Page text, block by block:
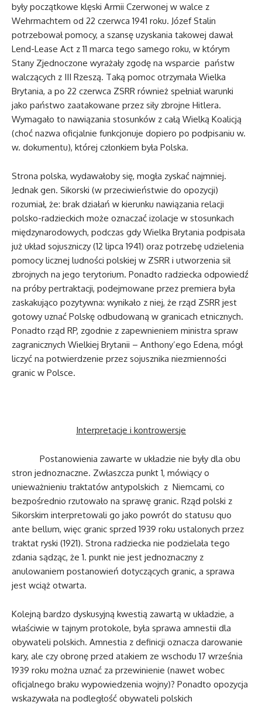
były początkowe klęski Armii Czerwonej w walce z
Wehrmachtem od 22 czerwca 1941 roku. Józef Stalin
potrzebował pomocy, a szansę uzyskania takowej dawał
Lend-Lease Act z 11 marca tego samego roku, w którym
Stany Zjednoczone wyrażały zgodę na wsparcie państw
walczących z III Rzeszą. Taką pomoc otrzymała Wielka
Brytania, a po 22 czerwca ZSRR również spełniał warunki
jako państwo zaatakowane przez siły zbrojne Hitlera.
Wymagało to nawiązania stosunków z całą Wielką Koalicją
(choć nazwa oficjalnie funkcjonuje dopiero po podpisaniu w.
w. dokumentu), której członkiem była Polska.
Strona polska, wydawałoby się, mogła zyskać najmniej.
Jednak gen. Sikorski (w przeciwieństwie do opozycji)
rozumiał, że: brak działań w kierunku nawiązania relacji
polsko-radzieckich może oznaczać izolacje w stosunkach
międzynarodowych, podczas gdy Wielka Brytania podpisała
już układ sojuszniczy (12 lipca 1941) oraz potrzebę udzielenia
pomocy licznej ludności polskiej w ZSRR i utworzenia sił
zbrojnych na jego terytorium. Ponadto radziecka odpowiedź
na próby pertraktacji, podejmowane przez premiera była
zaskakująco pozytywna: wynikało z niej, że rząd ZSRR jest
gotowy uznać Polskę odbudowaną w granicach etnicznych.
Ponadto rząd RP, zgodnie z zapewnieniem ministra spraw
zagranicznych Wielkiej Brytanii – Anthony’ego Edena, mógł
liczyć na potwierdzenie przez sojusznika niezmienności
granic w Polsce.
Interpretacje i kontrowersje
Postanowienia zawarte w układzie nie były dla obu
stron jednoznaczne. Zwłaszcza punkt 1, mówiący o
unieważnieniu traktatów antypolskich z Niemcami, co
bezpośrednio rzutowało na sprawę granic. Rząd polski z
Sikorskim interpretowali go jako powrót do statusu quo
ante bellum, więc granic sprzed 1939 roku ustalonych przez
traktat ryski (1921). Strona radziecka nie podzielała tego
zdania sądząc, że 1. punkt nie jest jednoznaczny z
anulowaniem postanowień dotyczących granic, a sprawa
jest wciąż otwarta.
Kolejną bardzo dyskusyjną kwestią zawartą w układzie, a
właściwie w tajnym protokole, była sprawa amnestii dla
obywateli polskich. Amnestia z definicji oznacza darowanie
kary, ale czy obronę przed atakiem ze wschodu 17 września
1939 roku można uznać za przewinienie (nawet wobec
oficjalnego braku wypowiedzenia wojny)? Ponadto opozycja
wskazywała na podległość obywateli polskich